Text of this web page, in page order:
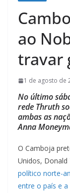
ao
travar
1 de agosto de
No último
rede Thruth
ambas as
Anna
O Camboja
Unidos,
político norte-
entre o país e a